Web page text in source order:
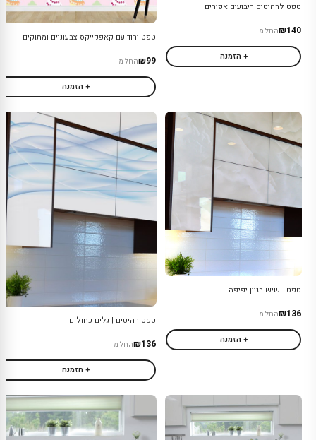
טפט לרהיטים ריבועים אפורים
₪140החל מ
+ הזמנה
טפט ורוד עם קאפקייקס צבעוניים ומתוקים
₪99החל מ
+ הזמנה
טפט - שיש בגוון יפיפה
₪136החל מ
+ הזמנה
טפט רהיטים | גלים כחולים
₪136החל מ
+ הזמנה